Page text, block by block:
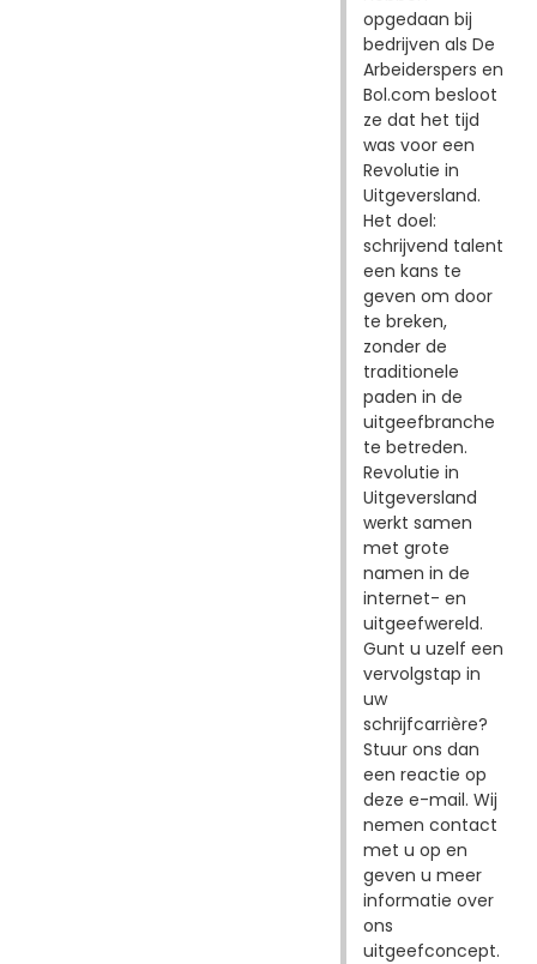
opgedaan bij
bedrijven als De
Arbeiderspers en
Bol.com besloot
ze dat het tijd
was voor een
Revolutie in
Uitgeversland.
Het doel:
schrijvend talent
een kans te
geven om door
te breken,
zonder de
traditionele
paden in de
uitgeefbranche
te betreden.
Revolutie in
Uitgeversland
werkt samen
met grote
namen in de
internet- en
uitgeefwereld.
Gunt u uzelf een
vervolgstap in
uw
schrijfcarrière?
Stuur ons dan
een reactie op
deze e-mail. Wij
nemen contact
met u op en
geven u meer
informatie over
ons
uitgeefconcept.